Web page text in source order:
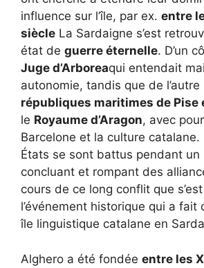
influence sur l’île, par ex. entre
siècle La Sardaigne s’est
état de guerre éternelle. D’un
Juge d’Arboreaqui entendait
autonomie, tandis que de
républiques maritimes de Pise
le Royaume d’Aragon, avec
Barcelone et la culture catalane.
États se sont battus pendant un
concluant et rompant des
cours de ce long conflit que
l’événement historique qui a fait
île linguistique catalane en
Alghero a été fondée entre les